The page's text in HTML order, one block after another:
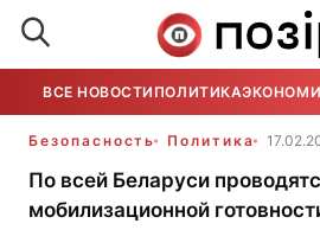
ВСЕ НОВОСТИ ПОЛИТИКА
Безопасность Политика
По всей Беларуси
мобилизационной